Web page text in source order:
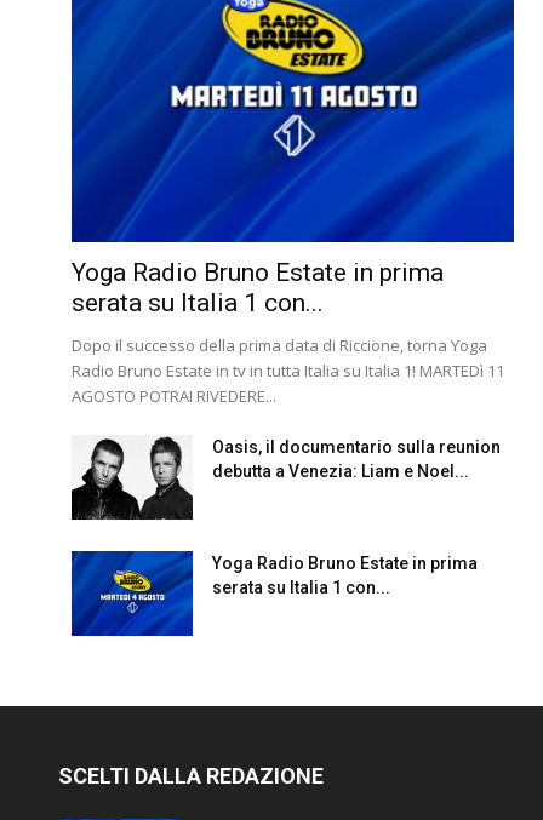
Yoga Radio Bruno Estate in prima
serata su Italia 1 con...
Dopo il successo della prima data di Riccione, torna Yoga
Radio Bruno Estate in tv in tutta Italia su Italia 1! MARTEDì 11
AGOSTO POTRAI RIVEDERE...
Oasis, il documentario sulla reunion
debutta a Venezia: Liam e Noel...
Yoga Radio Bruno Estate in prima
serata su Italia 1 con...
SCELTI DALLA REDAZIONE